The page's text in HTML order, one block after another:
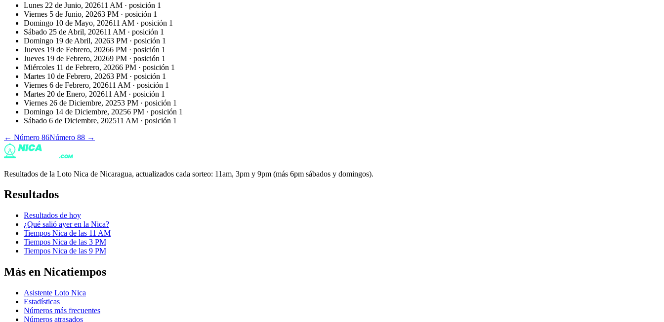
Lunes 22 de Junio, 202611 AM · posición 1
Viernes 5 de Junio, 20263 PM · posición 1
Domingo 10 de Mayo, 202611 AM · posición 1
Sábado 25 de Abril, 202611 AM · posición 1
Domingo 19 de Abril, 20263 PM · posición 1
Jueves 19 de Febrero, 20266 PM · posición 1
Jueves 19 de Febrero, 20269 PM · posición 1
Miércoles 11 de Febrero, 20266 PM · posición 1
Martes 10 de Febrero, 20263 PM · posición 1
Viernes 6 de Febrero, 202611 AM · posición 1
Martes 20 de Enero, 202611 AM · posición 1
Viernes 26 de Diciembre, 20253 PM · posición 1
Domingo 14 de Diciembre, 20256 PM · posición 1
Sábado 6 de Diciembre, 202511 AM · posición 1
← Número 86Número 88 →
Resultados de la Loto Nica de Nicaragua, actualizados cada sorteo: 11am, 3pm y 9pm (más 6pm sábados y domingos).
Resultados
Resultados de hoy
¿Qué salió ayer en la Nica?
Tiempos Nica de las 11 AM
Tiempos Nica de las 3 PM
Tiempos Nica de las 9 PM
Más en Nicatiempos
Asistente Loto Nica
Estadísticas
Números más frecuentes
Números atrasados